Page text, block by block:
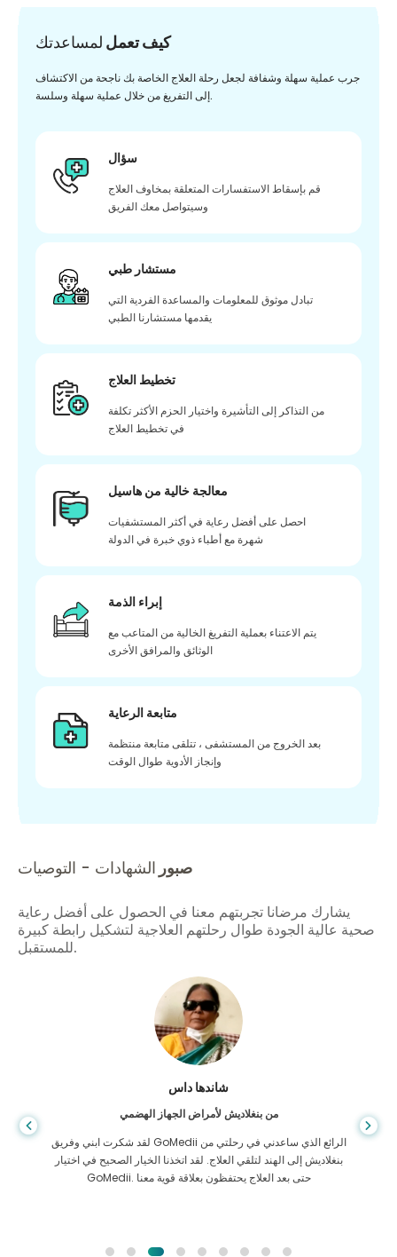
كيف تعمل لمساعدتك
جرب عملية سهلة وشفافة لجعل رحلة العلاج الخاصة بك ناجحة من الاكتشاف
إلى التفريغ من خلال عملية سهلة وسلسة.
سؤال
قم بإسقاط الاستفسارات المتعلقة بمخاوف العلاج
وسيتواصل معك الفريق
مستشار طبي
تبادل موثوق للمعلومات والمساعدة الفردية التي
يقدمها مستشارنا الطبي
تخطيط العلاج
من التذاكر إلى التأشيرة واختيار الحزم الأكثر تكلفة
في تخطيط العلاج
معالجة خالية من هاسيل
احصل على أفضل رعاية في أكثر المستشفيات
شهرة مع أطباء ذوي خبرة في الدولة
إبراء الذمة
يتم الاعتناء بعملية التفريغ الخالية من المتاعب مع
الوثائق والمرافق الأخرى
متابعة الرعاية
بعد الخروج من المستشفى ، تتلقى متابعة منتظمة
وإنجاز الأدوية طوال الوقت
صبور الشهادات - التوصيات
يشارك مرضانا تجربتهم معنا في الحصول على أفضل رعاية
صحية عالية الجودة طوال رحلتهم العلاجية لتشكيل رابطة كبيرة
للمستقبل.
شاندها داس
من بنغلاديش لأمراض الجهاز الهضمي
لقد شكرت ابني وفريق GoMedii الرائع الذي ساعدني في رحلتي من
بنغلاديش إلى الهند لتلقي العلاج. لقد اتخذنا الخيار الصحيح في اختيار
GoMedii. حتى بعد العلاج يحتفظون بعلاقة قوية معنا